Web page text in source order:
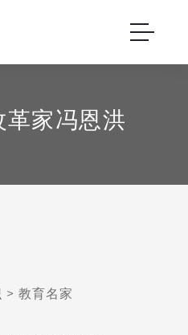
家冯恩洪
> 教育名家